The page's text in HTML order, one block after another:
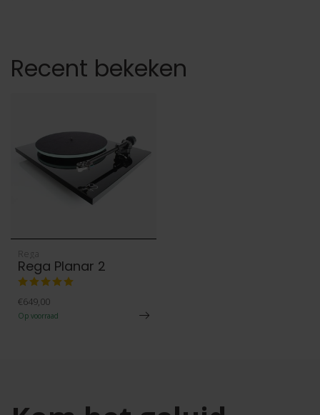
Recent bekeken
Rega
Rega Planar 2
€649,00
Op voorraad